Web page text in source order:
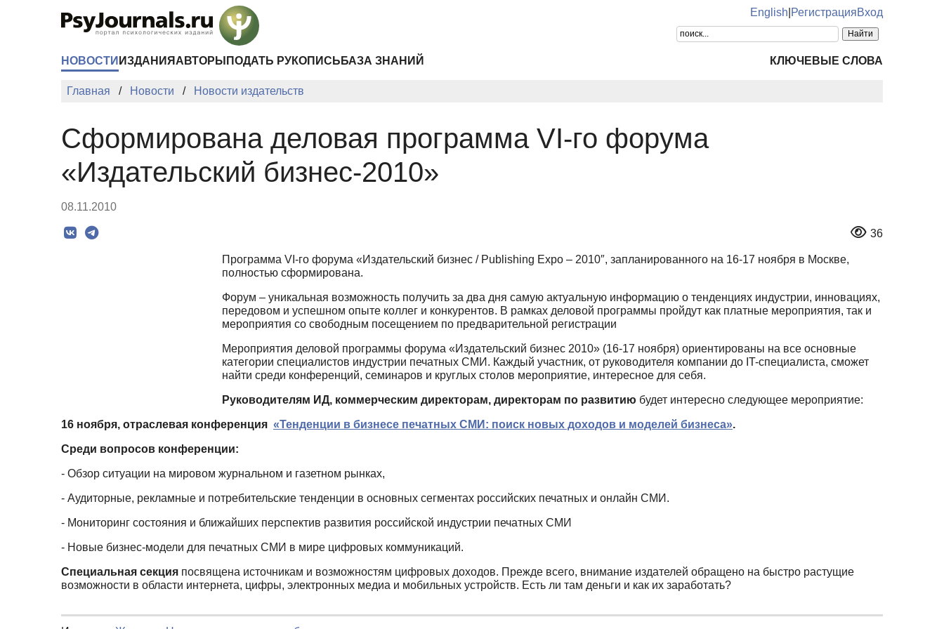
English РегистрацияВход
НОВОСТИ ИЗДАНИЯ АВТОРЫ ПОДАТЬ РУКОПИСЬ БАЗА ЗНАНИЙ КЛЮЧЕВЫЕ СЛОВА
Главная Новости Новости издательств
Сформирована деловая программа VI-го форума
«Издательский бизнес-2010»
08.11.2010
36
Программа VI-го форума «Издательский бизнес / Publishing Expo – 2010″, запланированного на 16-17 ноября в Москве,
полностью сформирована.
Форум – уникальная возможность получить за два дня самую актуальную информацию о тенденциях индустрии, инновациях,
передовом и успешном опыте коллег и конкурентов. В рамках деловой программы пройдут как платные мероприятия, так и
мероприятия со свободным посещением по предварительной регистрации
Мероприятия деловой программы форума «Издательский бизнес 2010» (16-17 ноября) ориентированы на все основные
категории специалистов индустрии печатных СМИ. Каждый участник, от руководителя компании до IT-специалиста, сможет
найти среди конференций, семинаров и круглых столов мероприятие, интересное для себя.
Руководителям ИД, коммерческим директорам, директорам по развитию будет интересно следующее мероприятие:
16 ноября, отраслевая конференция «Тенденции в бизнесе печатных СМИ: поиск новых доходов и моделей бизнеса».
Среди вопросов конференции:
- Обзор ситуации на мировом журнальном и газетном рынках,
- Аудиторные, рекламные и потребительские тенденции в основных сегментах российских печатных и онлайн СМИ.
- Мониторинг состояния и ближайших перспектив развития российской индустрии печатных СМИ
- Новые бизнес-модели для печатных СМИ в мире цифровых коммуникаций.
Специальная секция посвящена источникам и возможностям цифровых доходов. Прежде всего, внимание издателей обращено на быстро растущие
возможности в области интернета, цифры, электронных медиа и мобильных устройств. Есть ли там деньги и как их заработать?